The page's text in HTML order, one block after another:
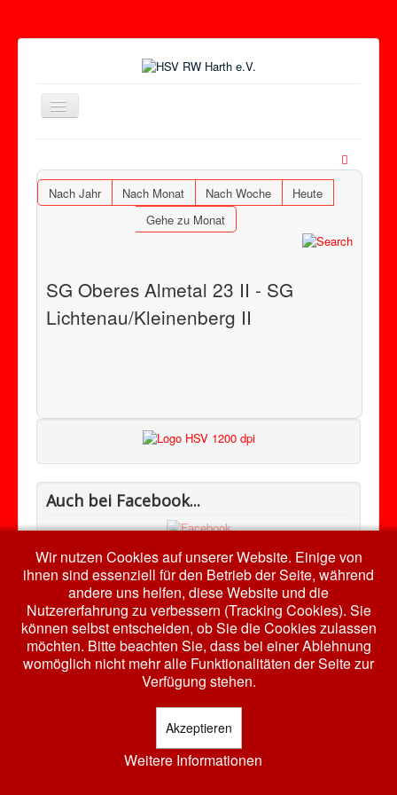
Toggle
Navigation
Nach Jahr Nach Monat Nach Woche
Heute
Gehe zu Monat
SG Oberes Almetal 23 II - SG
Lichtenau/Kleinenberg II
Auch bei Facebook...
Nach oben
© 2026 HSV RW Harth e.V.
Wir nutzen Cookies auf unserer Website. Einige von
ihnen sind essenziell für den Betrieb der Seite, während
andere uns helfen, diese Website und die
Nutzererfahrung zu verbessern (Tracking Cookies). Sie
können selbst entscheiden, ob Sie die Cookies zulassen
möchten. Bitte beachten Sie, dass bei einer Ablehnung
womöglich nicht mehr alle Funktionalitäten der Seite zur
Verfügung stehen.
Akzeptieren
Weitere Informationen